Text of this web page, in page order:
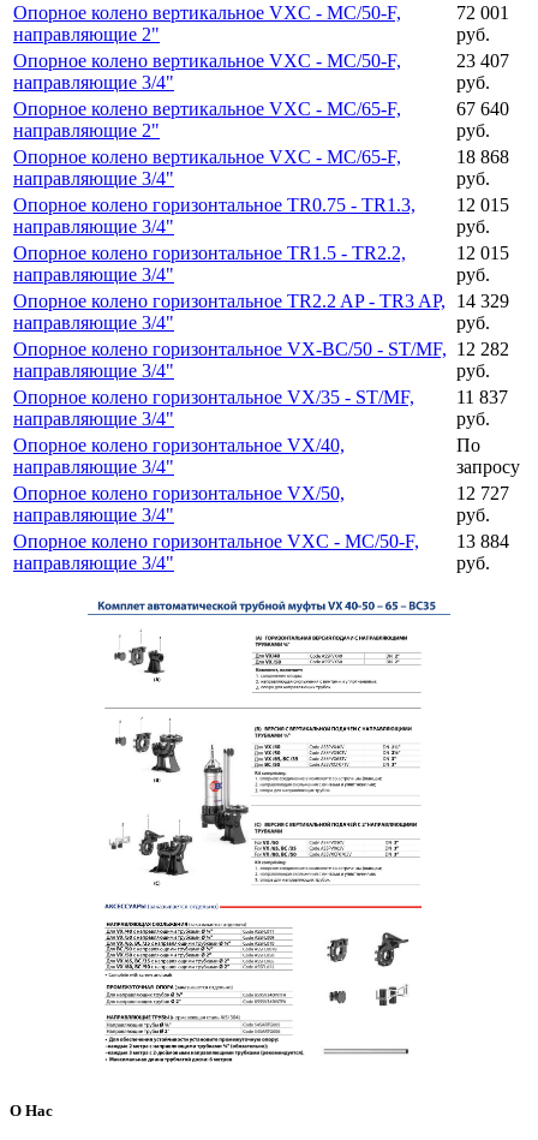
Опорное колено вертикальное VXC - MC/50-F,
направляющие 2"
72 001
руб.
Опорное колено вертикальное VXC - MC/50-F,
направляющие 3/4"
23 407
руб.
Опорное колено вертикальное VXC - MC/65-F,
направляющие 2"
67 640
руб.
Опорное колено вертикальное VXC - MC/65-F,
направляющие 3/4"
18 868
руб.
Опорное колено горизонтальное TR0.75 - TR1.3,
направляющие 3/4"
12 015
руб.
Опорное колено горизонтальное TR1.5 - TR2.2,
направляющие 3/4"
12 015
руб.
Опорное колено горизонтальное TR2.2 AP - TR3 AP,
направляющие 3/4"
14 329
руб.
Опорное колено горизонтальное VX-BC/50 - ST/MF,
направляющие 3/4"
12 282
руб.
Опорное колено горизонтальное VX/35 - ST/MF,
направляющие 3/4"
11 837
руб.
Опорное колено горизонтальное VX/40,
направляющие 3/4"
По
запросу
Опорное колено горизонтальное VX/50,
направляющие 3/4"
12 727
руб.
Опорное колено горизонтальное VXC - MC/50-F,
направляющие 3/4"
13 884
руб.
О Нас